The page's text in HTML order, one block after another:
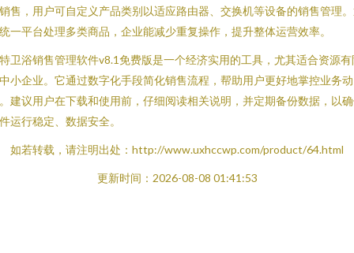
售，用户可自定义产品类别以适应路由器、交换机等设备的销售管理
一平台处理多类商品，企业能减少重复操作，提升整体运营效率。
卫浴销售管理软件v8.1免费版是一个经济实用的工具，尤其适合资源有
小企业。它通过数字化手段简化销售流程，帮助用户更好地掌控业务动
建议用户在下载和使用前，仔细阅读相关说明，并定期备份数据，以
运行稳定、数据安全。
如若转载，请注明出处：http://www.uxhccwp.com/product/64.html
更新时间：2026-08-08 01:41:53